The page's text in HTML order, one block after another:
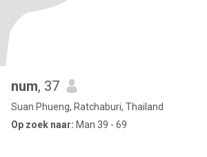
num, 37
Suan Phueng, Ratchaburi, Thailand
Op zoek naar: Man 39 - 69